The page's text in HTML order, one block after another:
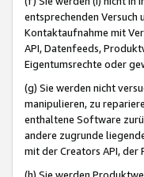
entsprechenden
Kontaktaufnahme mit
API, Datenfeeds,
Eigentumsrechte oder
(g) Sie werden nicht
manipulieren, zu
enthaltene Software
andere zugrunde
mit der Creators API,
(h) Sie werden